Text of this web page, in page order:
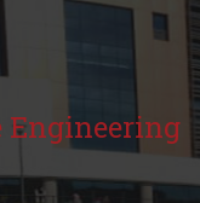
Engineering